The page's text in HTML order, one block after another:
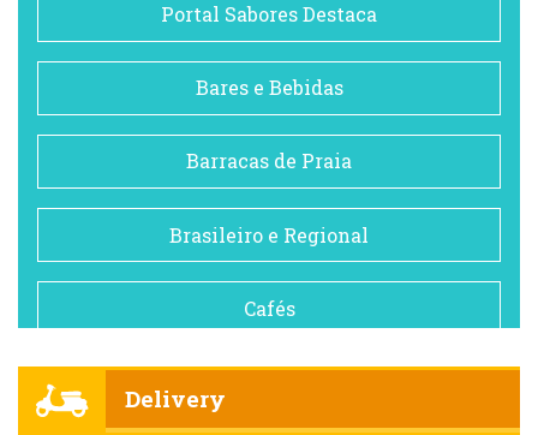
Portal Sabores Destaca
Bares e Bebidas
Barracas de Praia
Brasileiro e Regional
Cafés
Delivery